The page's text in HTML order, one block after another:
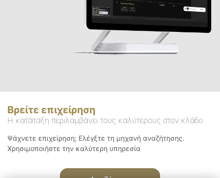
Βρείτε επιχείρηση
Η κατάταξη περιλαμβάνει τους καλύτερους στον κλάδο
Ψάχνετε επιχείρηση; Ελέγξτε τη μηχανή αναζήτησης.
Χρησιμοποιήστε την καλύτερη υπηρεσία